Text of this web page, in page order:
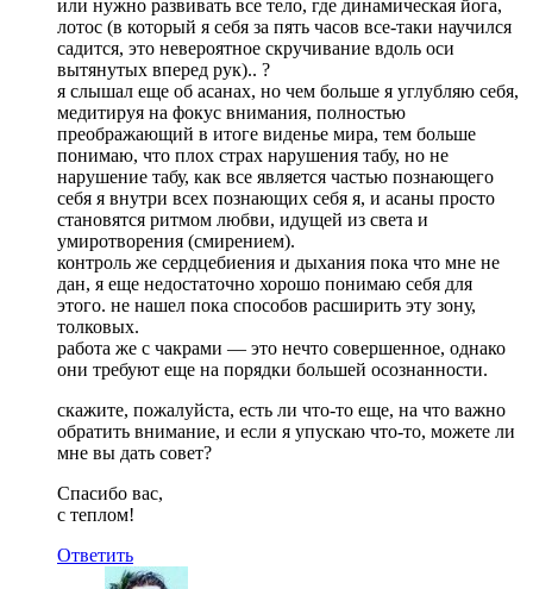
или нужно развивать все тело, где динамическая йога,
лотос (в который я себя за пять часов все-таки научился
садится, это невероятное скручивание вдоль оси
вытянутых вперед рук).. ?
я слышал еще об асанах, но чем больше я углубляю себя,
медитируя на фокус внимания, полностью
преображающий в итоге виденье мира, тем больше
понимаю, что плох страх нарушения табу, но не
нарушение табу, как все является частью познающего
себя я внутри всех познающих себя я, и асаны просто
становятся ритмом любви, идущей из света и
умиротворения (смирением).
контроль же сердцебиения и дыхания пока что мне не
дан, я еще недостаточно хорошо понимаю себя для
этого. не нашел пока способов расширить эту зону,
толковых.
работа же с чакрами — это нечто совершенное, однако
они требуют еще на порядки большей осознанности.
скажите, пожалуйста, есть ли что-то еще, на что важно
обратить внимание, и если я упускаю что-то, можете ли
мне вы дать совет?
Спасибо вас,
с теплом!
Ответить